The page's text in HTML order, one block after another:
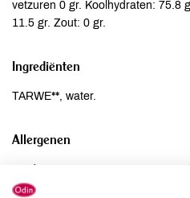
vetzuren 0 gr. Koolhydraten: 75.8
11.5 gr. Zout: 0 gr.
Ingrediënten
TARWE**, water.
Allergenen
Ei